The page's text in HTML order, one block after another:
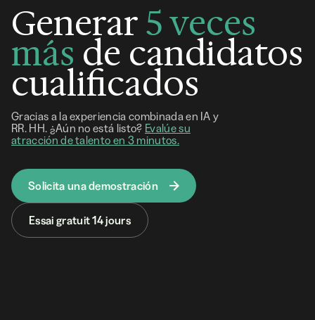
Generar5 veces
más de candidatos
cualificados
Gracias a la experiencia combinada en IA y
RR. HH. ¿Aún no está listo? Evalúe su
atracción de talento en 3 minutos.
Solicita una demostración
Essai gratuit 14 jours